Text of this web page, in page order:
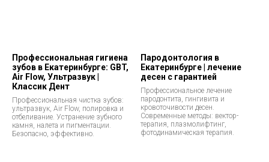
Профессиональная гигиена
зубов в Екатеринбурге: GBT,
Air Flow, Ультразвук |
Классик Дент
Профессиональная чистка зубов:
ультразвук, Air Flow, полировка и
отбеливание. Устранение зубного
камня, налета и пигментации.
Безопасно, эффективно.
Пародонтология в
Екатеринбурге | лечение
десен с гарантией
Профессиональное лечение
пародонтита, гингивита и
кровоточивости десен.
Современные методы: вектор-
терапия, плазмолифтинг,
фотодинамическая терапия.